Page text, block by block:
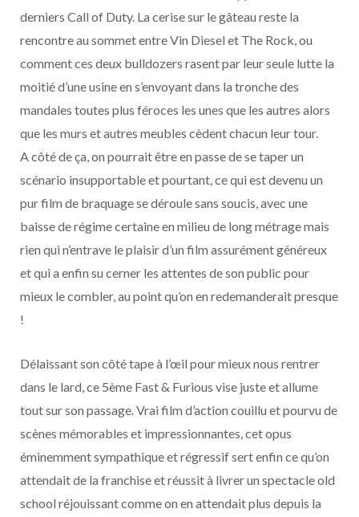
derniers Call of Duty. La cerise sur le gâteau reste la
rencontre au sommet entre Vin Diesel et The Rock, ou
comment ces deux bulldozers rasent par leur seule lutte la
moitié d’une usine en s’envoyant dans la tronche des
mandales toutes plus féroces les unes que les autres alors
que les murs et autres meubles cèdent chacun leur tour.
A côté de ça, on pourrait être en passe de se taper un
scénario insupportable et pourtant, ce qui est devenu un
pur film de braquage se déroule sans soucis, avec une
baisse de régime certaine en milieu de long métrage mais
rien qui n’entrave le plaisir d’un film assurément généreux
et qui a enfin su cerner les attentes de son public pour
mieux le combler, au point qu’on en redemanderait presque
!
Délaissant son côté tape à l’œil pour mieux nous rentrer
dans le lard, ce 5ème Fast & Furious vise juste et allume
tout sur son passage. Vrai film d’action couillu et pourvu de
scènes mémorables et impressionnantes, cet opus
éminemment sympathique et régressif sert enfin ce qu’on
attendait de la franchise et réussit à livrer un spectacle old
school réjouissant comme on en attendait plus depuis la